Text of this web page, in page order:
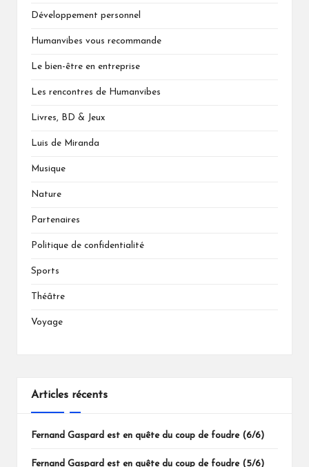
Développement personnel
Humanvibes vous recommande
Le bien-être en entreprise
Les rencontres de Humanvibes
Livres, BD & Jeux
Luis de Miranda
Musique
Nature
Partenaires
Politique de confidentialité
Sports
Théâtre
Voyage
Articles récents
Fernand Gaspard est en quête du coup de foudre (6/6)
Fernand Gaspard est en quête du coup de foudre (5/6)